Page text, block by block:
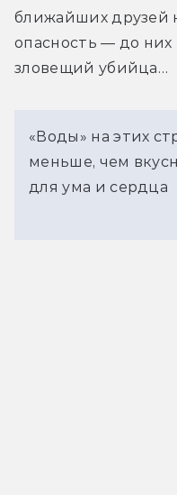
ближайших друзей
опасность — до них
зловещий убийца…
«Воды» на этих
меньше, чем
для ума и сердца